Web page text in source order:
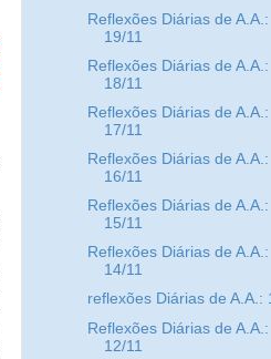
Reflexões Diárias de A.A.:
19/11
Reflexões Diárias de A.A.:
18/11
Reflexões Diárias de A.A.:
17/11
Reflexões Diárias de A.A.:
16/11
Reflexões Diárias de A.A.:
15/11
Reflexões Diárias de A.A.:
14/11
reflexões Diárias de A.A.:
Reflexões Diárias de A.A.:
12/11